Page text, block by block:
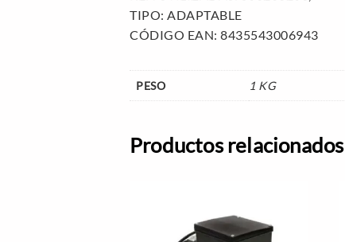
TIPO: ADAPTABLE
CÓDIGO EAN: 8435543006943
PESO 1 KG
Productos relacionados